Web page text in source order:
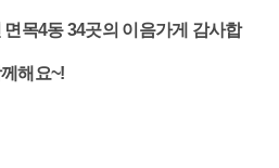
목4동 34곳의 이음가게 감사합
해요~!